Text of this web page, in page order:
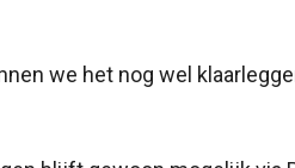
we het nog wel